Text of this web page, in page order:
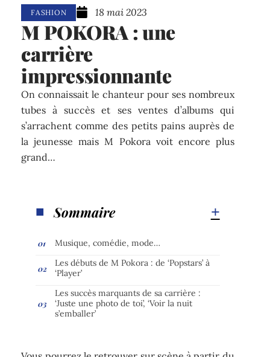
FASHION 18 mai 2023
M POKORA : une
carrière
impressionnante
On connaissait le chanteur pour ses nombreux
tubes à succès et ses ventes d’albums qui
s’arrachent comme des petits pains auprès de
la jeunesse mais M Pokora voit encore plus
grand…
Sommaire
Musique, comédie, mode…
Les débuts de M Pokora : de ‘Popstars’ à
‘Player’
Les succès marquants de sa carrière :
‘Juste une photo de toi’, ‘Voir la nuit
s’emballer’